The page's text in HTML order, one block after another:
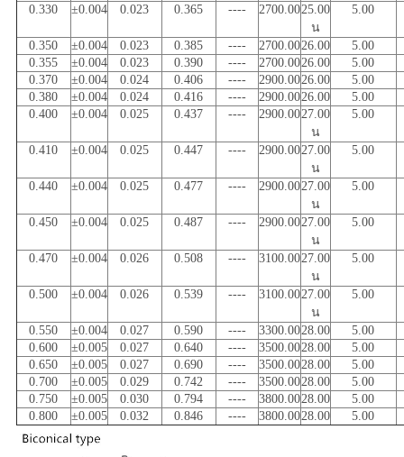
0.330 ±0.004 0.023 0.365 ---- 2700.0025.00
น
5.00
0.350 ±0.004 0.023 0.385 ---- 2700.0026.00 5.00
0.355
±0.004 0.023 0.390 ---- 2700.0026.00 5.00
0.370
±0.004 0.024 0.406 ---- 2900.0026.00 5.00
0.380
±0.004 0.024 0.416 ---- 2900.0026.00 5.00
0.400
±0.004 0.025 0.437 ---- 2900.0027.00
น
5.00
0.410 ±0.004 0.025 0.447 ---- 2900.0027.00
น
5.00
0.440 ±0.004 0.025 0.477 ---- 2900.0027.00
น
5.00
0.450 ±0.004 0.025 0.487 ---- 2900.0027.00
น
5.00
0.470 ±0.004 0.026 0.508 ---- 3100.0027.00
น
5.00
0.500 ±0.004 0.026 0.539 ---- 3100.0027.00
น
5.00
0.550 ±0.004 0.027 0.590 ---- 3300.0028.00
5.00
0.600
±0.005 0.027 0.640 ---- 3500.0028.00
5.00
0.650
±0.005 0.027 0.690 ---- 3500.0028.00
5.00
0.700
±0.005 0.029 0.742 ---- 3500.0028.00
5.00
0.750
±0.005 0.030 0.794 ---- 3800.0028.00
5.00
0.800
±0.005 0.032 0.846 ---- 3800.0028.00 5.00